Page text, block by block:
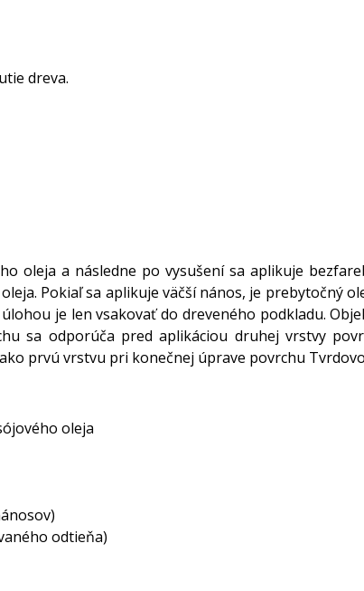
dreva.
oleja a následne po vysušení sa aplikuje
Pokiaľ sa aplikuje väčší nános, je prebytočný
je len vsakovať do dreveného podkladu.
sa odporúča pred aplikáciou druhej vrstvy
prvú vrstvu pri konečnej úprave povrchu
oleja
odtieňa)